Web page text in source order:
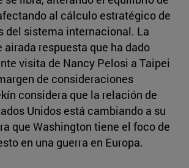
al cálculo estratégico de
del sistema internacional. La
respuesta que ha dado
visita de Nancy Pelosi a Taipei
de consideraciones
considera que la relación de
Unidos está cambiando a su
que Washington tiene el foco de
en una guerra en Europa.